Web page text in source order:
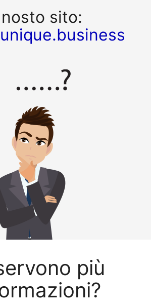
sito:
più